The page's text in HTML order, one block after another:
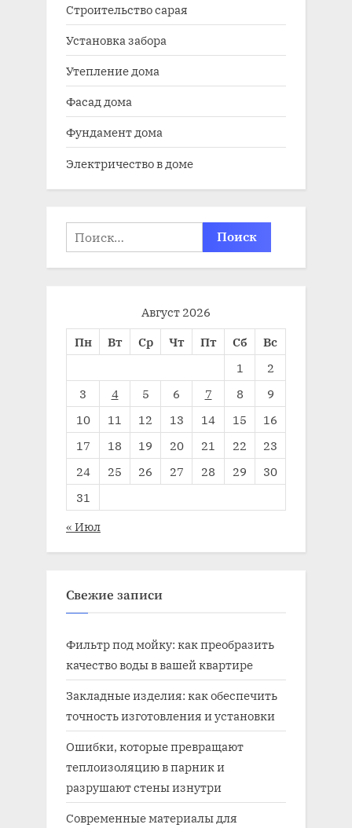
Строительство сарая
Установка забора
Утепление дома
Фасад дома
Фундамент дома
Электричество в доме
Найти:
Август 2026
Пн
Вт Ср Чт Пт Сб
Вс
1
2
3
4 5 6 7 8
9
10
11 12 13 14 15
16
17
18 19 20 21 22
23
24
25 26 27 28 29
30
31
« Июл
Свежие записи
Фильтр под мойку: как преобразить
качество воды в вашей квартире
Закладные изделия: как обеспечить
точность изготовления и установки
Ошибки, которые превращают
теплоизоляцию в парник и
разрушают стены изнутри
Современные материалы для